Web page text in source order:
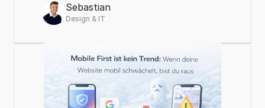
Sebastian
Design & IT